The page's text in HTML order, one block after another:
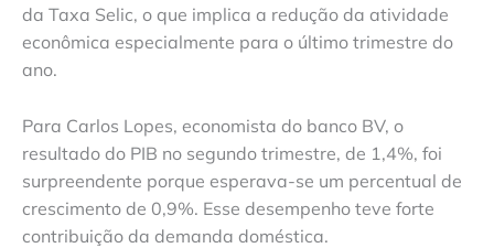
da Taxa Selic, o que implica a redução da atividade
econômica especialmente para o último trimestre do
ano.
Para Carlos Lopes, economista do banco BV, o
resultado do PIB no segundo trimestre, de 1,4%, foi
surpreendente porque esperava-se um percentual de
crescimento de 0,9%. Esse desempenho teve forte
contribuição da demanda doméstica.